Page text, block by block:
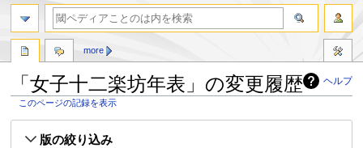
ヘルプ
「女子十二楽坊年表」の変更履歴
このページの記録を表示
版の絞り込み
more